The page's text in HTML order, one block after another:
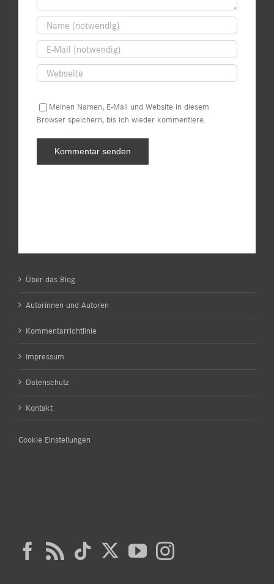
Meinen Namen, E-Mail und Website in diesem
Browser speichern, bis ich wieder kommentiere.
Über das Blog
Autorinnen und Autoren
Kommentarrichtlinie
Impressum
Datenschutz
Kontakt
Cookie Einstellungen